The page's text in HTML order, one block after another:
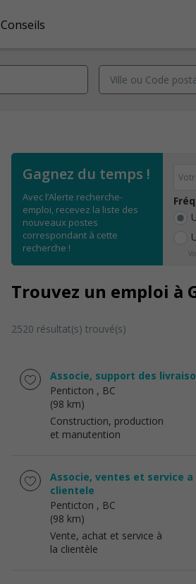
Conseils
Gagnez du temps !
Avec l’Alerte recherche-
emploi, recevez la liste des
nouveaux postes
correspondant à cette
recherche !
Trouvez un emploi à
2520 résultat(s) trouvé(s)
Associe, support des
Penticton , BC
(98 km)
Construction, production
et manutention
Associe, ventes et service a
clientele
Penticton , BC
(98 km)
Vente, achat et service à
la clientèle